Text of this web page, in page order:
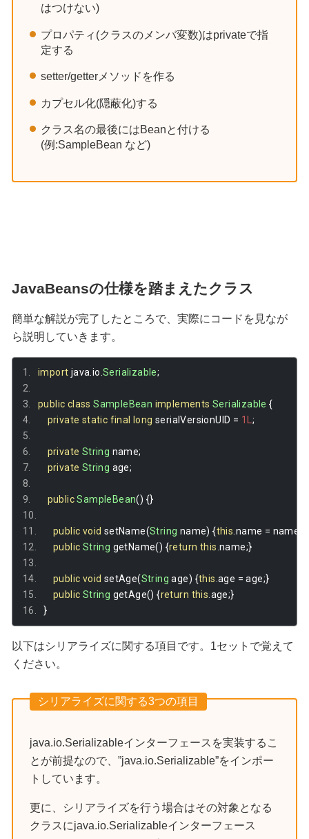
はつけない)
プロパティ(クラスのメンバ変数)はprivateで指
定する
setter/getterメソッドを作る
カプセル化(隠蔽化)する
クラス名の最後にはBeanと付ける
(例:SampleBean など)
JavaBeansの仕様を踏まえたクラス
簡単な解説が完了したところで、実際にコードを見なが
ら説明していきます。
import java io .Serializable;
public class SampleBean implements Serializable {
private static final long serialVersionUID = 1L ;
private String name;
private String age;
public SampleBean() {}
public void setName(String name) {this name = name
public String getName() {return this name;}
public void setAge(String age) {this age = age;}
public String getAge() {return this age;}
}
以下はシリアライズに関する項目です。1セットで覚えて
ください。
シリアライズに関する3つの項目
java.io.Serializableインターフェースを実装するこ
とが前提なので、”java.io.Serializable”をインポー
トしています。
更に、シリアライズを行う場合はその対象となる
クラスにjava.io.Serializableインターフェース